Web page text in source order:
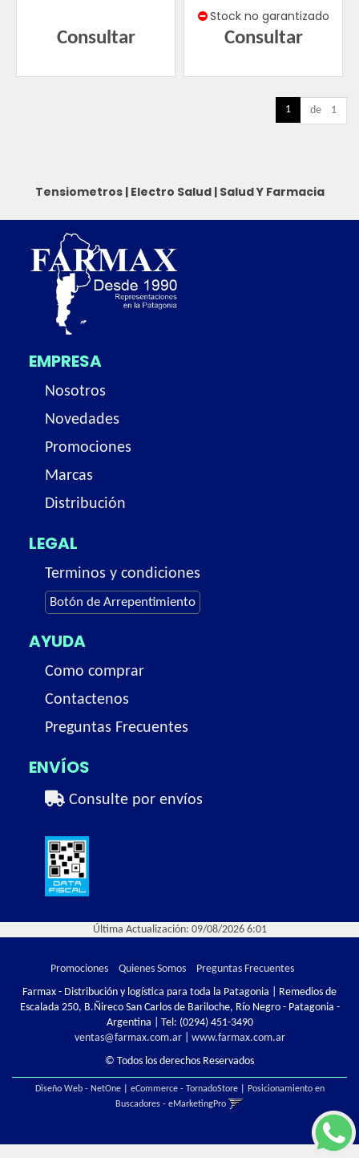
Consultar
Stock no garantizado
Consultar
1 de 1
Tensiometros| Electro Salud| Salud Y Farmacia
EMPRESA
Nosotros
Novedades
Promociones
Marcas
Distribución
LEGAL
Terminos y condiciones
Botón de Arrepentimiento
AYUDA
Como comprar
Contactenos
Preguntas Frecuentes
ENVÍOS
Consulte por envíos
Última Actualización: 09/08/2026 6:01
Promociones Quienes Somos
Preguntas Frecuentes
Farmax - Distribución y logística para toda la Patagonia | Remedios de
Escalada 250, B.Ñireco San Carlos de Bariloche, Río Negro - Patagonia -
Argentina | Tel: (0294) 451-3490
ventas@farmax.com.ar| www.farmax.com.ar
© Todos los derechos Reservados
Diseño Web - NetOne| eCommerce - TornadoStore|
Posicionamiento en
Buscadores - eMarketingPro